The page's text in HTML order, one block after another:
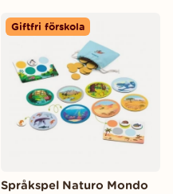
Giftfri förskola
Språkspel Naturo Mondo